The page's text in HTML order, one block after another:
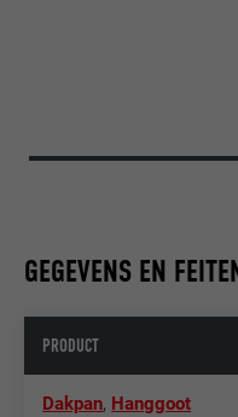
GEGEVENS EN
PRODUCT
Dakpan, Hanggoot